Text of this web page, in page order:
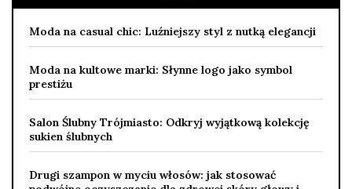
Moda na casual chic: Luźniejszy styl z nutką elegancji
Moda na kultowe marki: Słynne logo jako symbol
prestiżu
Salon Ślubny Trójmiasto: Odkryj wyjątkową kolekcję
sukien ślubnych
Drugi szampon w myciu włosów: jak stosować